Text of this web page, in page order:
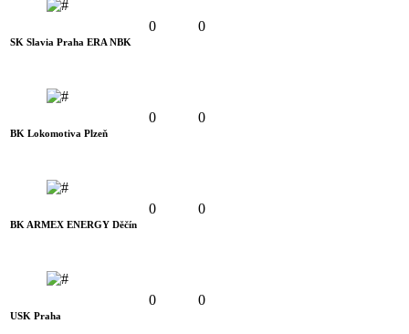
SK Slavia Praha ERA NBK
0 0
BK Lokomotiva Plzeň
0 0
BK ARMEX ENERGY Děčín
0 0
USK Praha
0 0